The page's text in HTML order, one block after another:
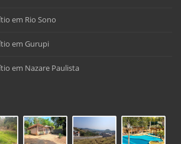
em Rio Sono
em Gurupi
em Nazare Paulista